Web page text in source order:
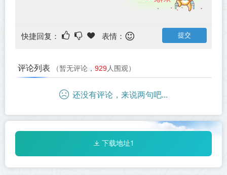
快捷回复： 表情：
评论列表 （暂无评论， 929人围观）
还没有评论，来说两句吧...
下载地址1